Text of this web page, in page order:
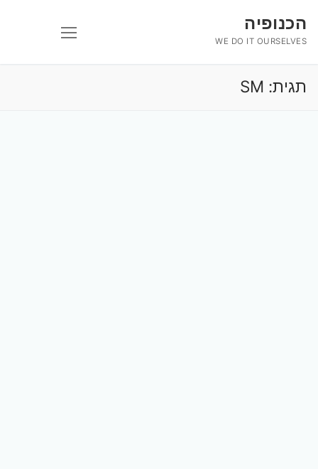
לתוכןהכנופיה
WE DO IT OURSELVES
תגית: SM